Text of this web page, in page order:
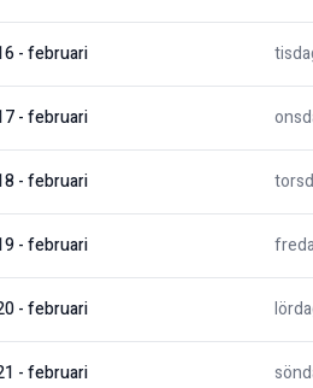
-februari
-februari
-februari
-februari
-februari
-februari